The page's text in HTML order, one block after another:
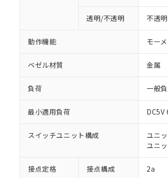
透明/不透明 不透明
動作機能 モー
ベゼル材質 金属
負荷 一般
最小適用負荷 DC5V
スイッチユニット構成
ユニ
ユニ
接点定格 接点構成 2a
対
対